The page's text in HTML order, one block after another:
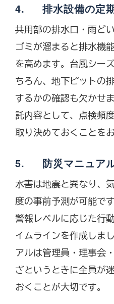
4. 排水設備の定
共用部の排水口・雨ど
ゴミが溜まると排水機
を高めます。台風シー
ちろん、地下ピットの
するかの確認も欠かせ
託内容として、点検頻
取り決めておくことを
5. 防災マニュア
水害は地震と異なり、
度の事前予測が可能で
警報レベルに応じた行
イムラインを作成しま
アルは管理員・理事会
ざというときに全員が
おくことが大切です。